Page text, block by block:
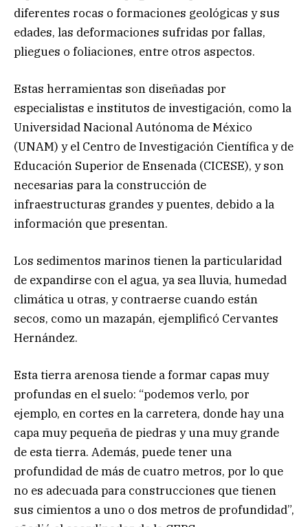
diferentes rocas o formaciones geológicas y sus
edades, las deformaciones sufridas por fallas,
pliegues o foliaciones, entre otros aspectos.
Estas herramientas son diseñadas por
especialistas e institutos de investigación, como la
Universidad Nacional Autónoma de México
(UNAM) y el Centro de Investigación Científica y de
Educación Superior de Ensenada (CICESE), y son
necesarias para la construcción de
infraestructuras grandes y puentes, debido a la
información que presentan.
Los sedimentos marinos tienen la particularidad
de expandirse con el agua, ya sea lluvia, humedad
climática u otras, y contraerse cuando están
secos, como un mazapán, ejemplificó Cervantes
Hernández.
Esta tierra arenosa tiende a formar capas muy
profundas en el suelo: “podemos verlo, por
ejemplo, en cortes en la carretera, donde hay una
capa muy pequeña de piedras y una muy grande
de esta tierra. Además, puede tener una
profundidad de más de cuatro metros, por lo que
no es adecuada para construcciones que tienen
sus cimientos a uno o dos metros de profundidad”,